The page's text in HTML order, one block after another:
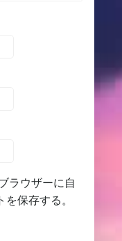
ラウザーに自
保存する。